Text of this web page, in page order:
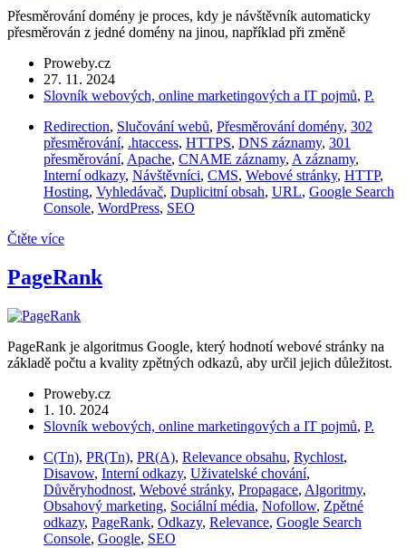
Přesměrování domény je proces, kdy je návštěvník automaticky
přesměrován z jedné domény na jinou, například při změně
Proweby.cz
27. 11. 2024
Slovník webových, online marketingových a IT pojmů, P.
Redirection, Slučování webů, Přesměrování domény, 302
přesměrování, .htaccess, HTTPS, DNS záznamy, 301
přesměrování, Apache, CNAME záznamy, A záznamy,
Interní odkazy, Návštěvníci, CMS, Webové stránky, HTTP,
Hosting, Vyhledávač, Duplicitní obsah, URL, Google Search
Console, WordPress, SEO
Čtěte více
PageRank
PageRank je algoritmus Google, který hodnotí webové stránky na
základě počtu a kvality zpětných odkazů, aby určil jejich důležitost.
Proweby.cz
1. 10. 2024
Slovník webových, online marketingových a IT pojmů, P.
C(Tn), PR(Tn), PR(A), Relevance obsahu, Rychlost,
Disavow, Interní odkazy, Uživatelské chování,
Důvěryhodnost, Webové stránky, Propagace, Algoritmy,
Obsahový marketing, Sociální média, Nofollow, Zpětné
odkazy, PageRank, Odkazy, Relevance, Google Search
Console, Google, SEO